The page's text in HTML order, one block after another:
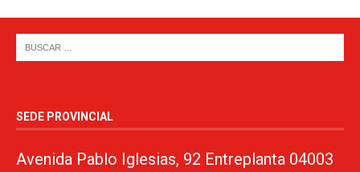
SEDE PROVINCIAL
Avenida Pablo Iglesias, 92 Entreplanta 04003